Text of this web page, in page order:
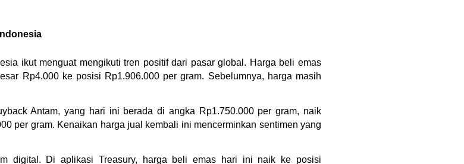
ikut menguat mengikuti tren positif dari pasar global. Harga beli emas
Rp4.000 ke posisi Rp1.906.000 per gram. Sebelumnya, harga masih
Antam, yang hari ini berada di angka Rp1.750.000 per gram, naik
per gram. Kenaikan harga jual kembali ini mencerminkan sentimen yang
digital. Di aplikasi Treasury, harga beli emas hari ini naik ke posisi